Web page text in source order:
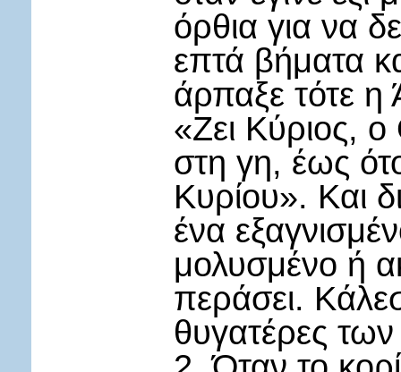
όρθια για να
επτά βήματα
άρπαξε τότε η
«Ζει Κύριος,
στη γη, έως
Κυρίου». Και
ένα
μολυσμένο ή
περάσει.
θυγατέρες